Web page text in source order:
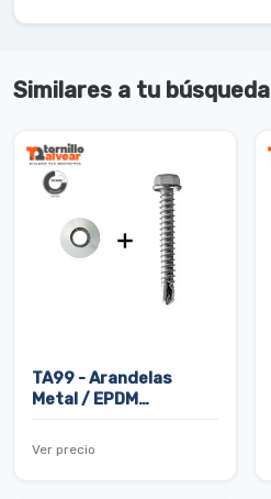
Similares a tu búsqueda
TA99 - Arandelas
Metal / EPDM
a este precio
adquiriendo la misma
Ver precio